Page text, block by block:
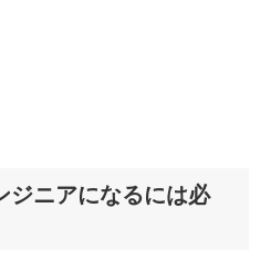
ジニアになるには必